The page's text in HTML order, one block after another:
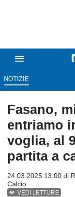
NOTIZIE
Fasano,
entriamo
voglia, al
partita a
24.03.2025 13:00 di
Calcio
VEDI LETTURE